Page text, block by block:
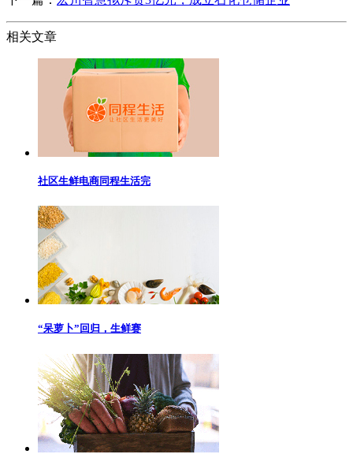
相关文章
社区生鲜电商同程生活完
“呆萝卜”回归，生鲜赛